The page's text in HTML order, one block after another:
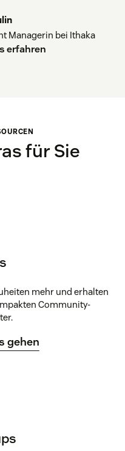
Managerin bei Ithaka
erfahren
für Sie
mehr und erhalten
Community-
gehen